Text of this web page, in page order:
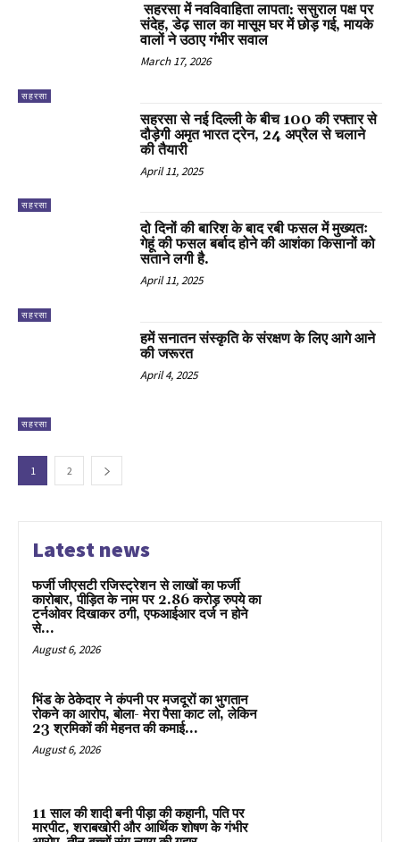
सहरसा
सहरसा में नवविवाहिता लापता: ससुराल पक्ष पर
संदेह, डेढ़ साल का मासूम घर में छोड़ गई, मायके
वालों ने उठाए गंभीर सवाल
March 17, 2026
सहरसा
सहरसा से नई दिल्ली के बीच 100 की रफ्तार से
दौड़ेगी अमृत भारत ट्रेन, 24 अप्रैल से चलाने
की तैयारी
April 11, 2025
सहरसा
दो दिनों की बारिश के बाद रबी फसल में मुख्यतः
गेहूं की फसल बर्बाद होने की आशंका किसानों को
सताने लगी है.
April 11, 2025
सहरसा
हमें सनातन संस्कृति के संरक्षण के लिए आगे आने
की जरूरत
April 4, 2025
1 2
Latest news
फर्जी जीएसटी रजिस्ट्रेशन से लाखों का फर्जी
कारोबार, पीड़ित के नाम पर 2.86 करोड़ रुपये का
टर्नओवर दिखाकर ठगी, एफआईआर दर्ज न होने
से...
August 6, 2026
भिंड के ठेकेदार ने कंपनी पर मजदूरों का भुगतान
रोकने का आरोप, बोला- मेरा पैसा काट लो, लेकिन
23 श्रमिकों की मेहनत की कमाई...
August 6, 2026
11 साल की शादी बनी पीड़ा की कहानी, पति पर
मारपीट, शराबखोरी और आर्थिक शोषण के गंभीर